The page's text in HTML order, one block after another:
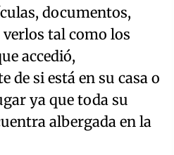
documentos,
tal como los
accedió,
de si está en su casa o
ya que toda su
albergada en la